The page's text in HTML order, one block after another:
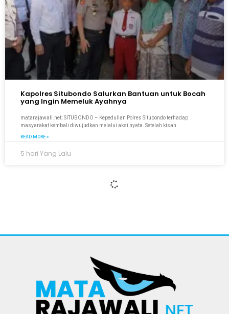
Kapolres Situbondo Salurkan Bantuan untuk Bocah
yang Ingin Memeluk Ayahnya
matarajawali.net; SITUBONDO – Kepedulian Polres Situbondo terhadap
masyarakat kembali diwujudkan melalui aksi nyata. Setelah kisah
READ MORE »
5 hari Yang Lalu
I am text block. Click edit button to change this text. Lorem